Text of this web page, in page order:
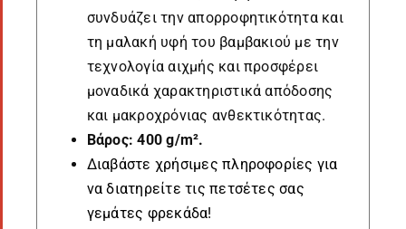
συνδυάζει την απορροφητικότητα και
τη μαλακή υφή του βαμβακιού με την
τεχνολογία αιχμής και προσφέρει
μοναδικά χαρακτηριστικά απόδοσης
και μακροχρόνιας ανθεκτικότητας.
Βάρος: 400 g/m².
Διαβάστε χρήσιμες πληροφορίες για
να διατηρείτε τις πετσέτες σας
γεμάτες φρεκάδα!